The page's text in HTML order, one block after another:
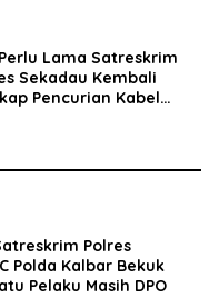
Lama Satreskrim
Sekadau Kembali
Pencurian Kabel
Polres
Polda Kalbar Bekuk
Pelaku Masih DPO